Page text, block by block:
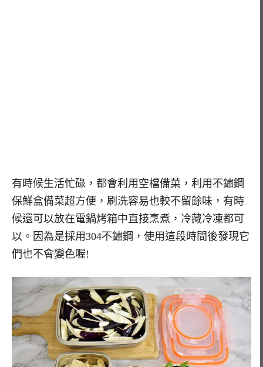
有時候生活忙碌，都會利用空檔備菜，利用不鏽鋼
保鮮盒備菜超方便，刷洗容易也較不留餘味，有時
候還可以放在電鍋烤箱中直接烹煮，冷藏冷凍都可
以。因為是採用304不鏽鋼，使用這段時間後發現它
們也不會變色喔!